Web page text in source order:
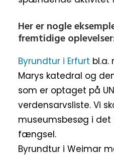
Her er nogle
fremtidige
Byrundtur i Erfurt bl.a.
Marys katedral og
som er optaget på
verdensarvsliste. Vi
museumsbesøg i det
fængsel.
Byrundtur i Weimar